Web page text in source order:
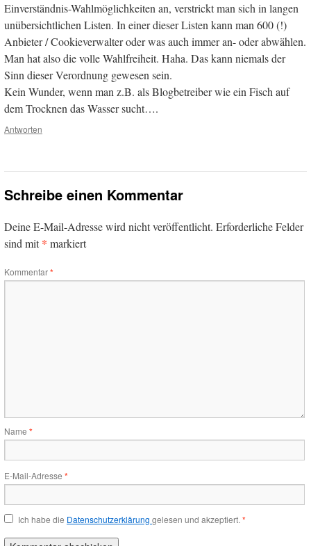
Einverständnis-Wahlmöglichkeiten an, verstrickt man sich in langen
unübersichtlichen Listen. In einer dieser Listen kann man 600 (!)
Anbieter / Cookieverwalter oder was auch immer an- oder abwählen.
Man hat also die volle Wahlfreiheit. Haha. Das kann niemals der
Sinn dieser Verordnung gewesen sein.
Kein Wunder, wenn man z.B. als Blogbetreiber wie ein Fisch auf
dem Trocknen das Wasser sucht….
Antworten
Schreibe einen Kommentar
Deine E-Mail-Adresse wird nicht veröffentlicht. Erforderliche Felder
sind mit* markiert
Kommentar*
Name *
E-Mail-Adresse *
Ich habe die Datenschutzerklärung gelesen und akzeptiert. *